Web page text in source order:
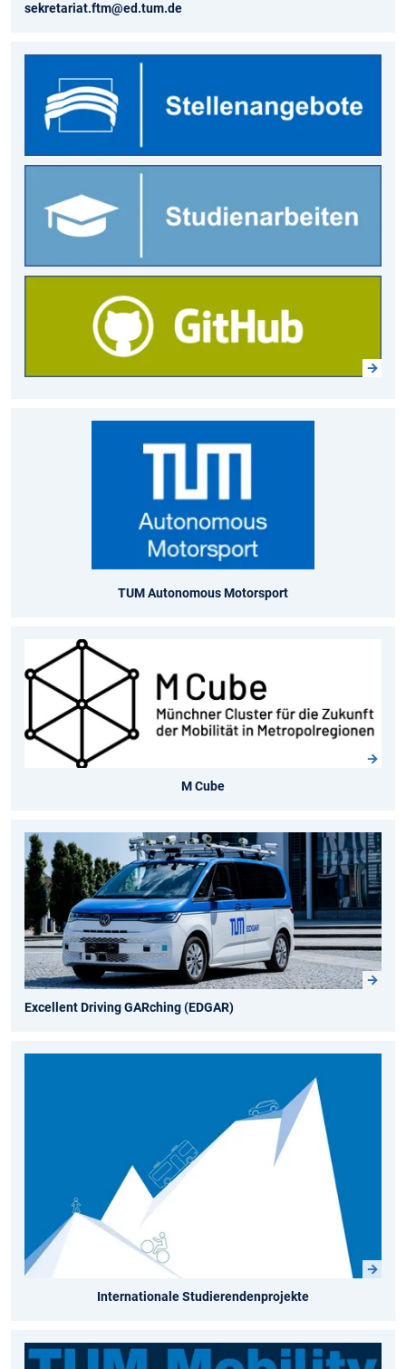
sekretariat.ftm@ed.tum.de
TUM Autonomous Motorsport
M Cube
Excellent Driving GARching (EDGAR)
Internationale Studierendenprojekte